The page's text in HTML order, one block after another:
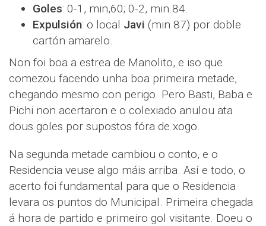
Goles: 0-1, min,60; 0-2, min.84.
Expulsión: o local Javi (min.87) por doble
cartón amarelo.
Non foi boa a estrea de Manolito, e iso que
comezou facendo unha boa primeira metade,
chegando mesmo con perigo. Pero Basti, Baba e
Pichi non acertaron e o colexiado anulou ata
dous goles por supostos fóra de xogo.
Na segunda metade cambiou o conto, e o
Residencia veuse algo máis arriba. Así e todo, o
acerto foi fundamental para que o Residencia
levara os puntos do Municipal. Primeira chegada
á hora de partido e primeiro gol visitante. Doeu o